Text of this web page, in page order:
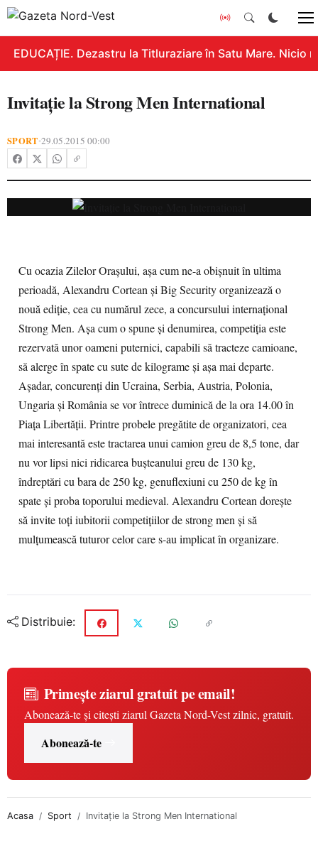
EDUCAȚIE. Dezastru la Titluraziare în Satu Mare. Nicio
Invitaţie la Strong Men International
SPORT•29.05.2015 00:00
Cu ocazia Zilelor Oraşului, aşa cum ne-a obişnuit în ultima
perioadă, Alexandru Cortean şi Big Security organizează o
nouă ediţie, cea cu numărul zece, a concursului internaţional
Strong Men. Aşa cum o spune şi denumirea, competiţia este
rezervată unor oameni puternici, capabili să tracteze camioane,
să alerge în spate cu sute de kilograme şi aşa mai departe.
Aşadar, concurenţi din Ucraina, Serbia, Austria, Polonia,
Ungaria şi România se vor întrece duminică de la ora 14.00 în
Piaţa Libertăţii. Printre probele pregătite de organizatori, cea
mai interesantă este tractarea unui camion greu de 8,5 tone, dar
nu vor lipsi nici ridicarea buşteanului greu de 130 kg,
îndreptări cu bara de 250 kg, genuflexiuni cu 250 de kg în
spate şi proba toporului medieval. Alexandru Cortean doreşte
să invite toţi iubitorii competiţiilor de strong men şi să
mulţumească tuturor celor care s-au implicat în organizare.
Distribuie:
Primește ziarul gratuit pe email!
Abonează-te și citești ziarul Gazeta Nord-Vest zilnic, gratuit.
Abonează-te
Acasa Sport Invitaţie la Strong Men International